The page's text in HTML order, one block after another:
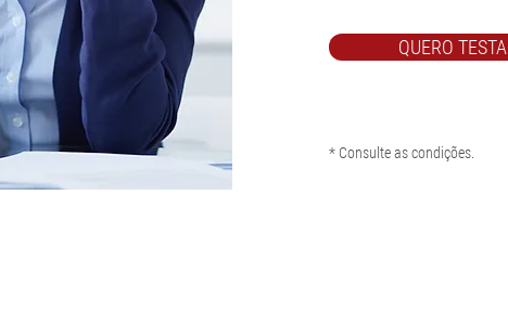
QUERO
* Consulte as condições.